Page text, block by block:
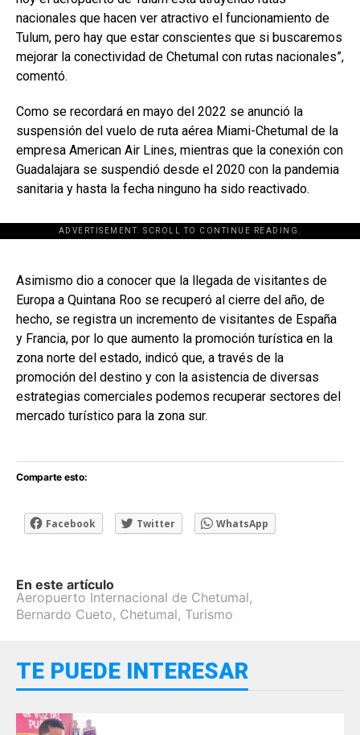
nacionales que hacen ver atractivo el funcionamiento de
Tulum, pero hay que estar conscientes que si buscaremos
mejorar la conectividad de Chetumal con rutas nacionales”,
comentó.
Como se recordará en mayo del 2022 se anunció la
suspensión del vuelo de ruta aérea Miami-Chetumal de la
empresa American Air Lines, mientras que la conexión con
Guadalajara se suspendió desde el 2020 con la pandemia
sanitaria y hasta la fecha ninguno ha sido reactivado.
ADVERTISEMENT. SCROLL TO CONTINUE READING.
[adsforwp id="243463"]
Asimismo dio a conocer que la llegada de visitantes de
Europa a Quintana Roo se recuperó al cierre del año, de
hecho, se registra un incremento de visitantes de España
y Francia, por lo que aumento la promoción turística en la
zona norte del estado, indicó que, a través de la
promoción del destino y con la asistencia de diversas
estrategias comerciales podemos recuperar sectores del
mercado turístico para la zona sur.
Comparte esto:
Facebook Twitter WhatsApp
En este artículo
Aeropuerto Internacional de Chetumal,
Bernardo Cueto, Chetumal, Turismo
TE PUEDE INTERESAR